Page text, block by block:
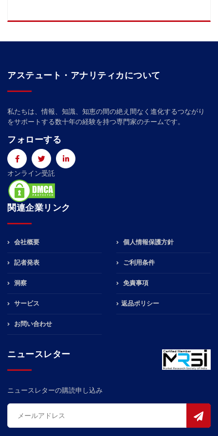
アステュート・アナリティカについて
私たちは、情報、知識、知恵の間の絶え間なく進化するつながり
をサポートする数十年の経験を持つ専門家のチームです。
フォローする
オンライン受託
関連企業リンク
会社概要
記者発表
洞察
サービス
お問い合わせ
個人情報保護方針
ご利用条件
免責事項
返品ポリシー
ニュースレター
ニュースレターの購読申し込み